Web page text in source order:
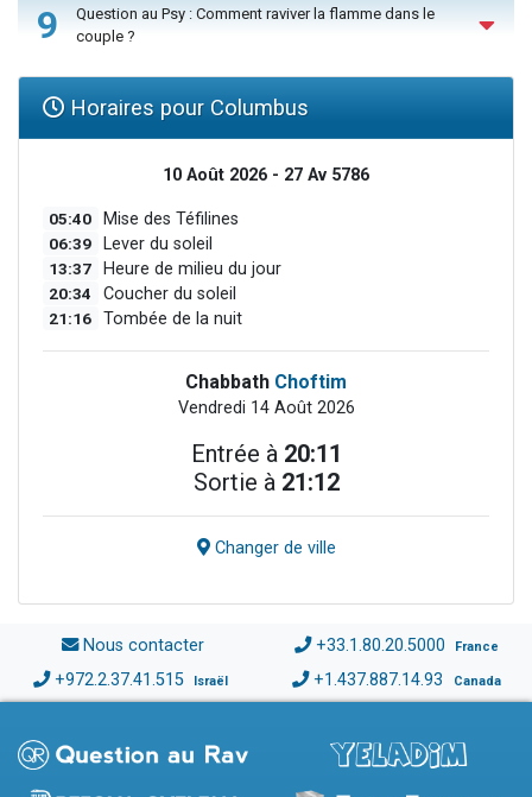
9
Question au Psy : Comment raviver la flamme dans le
couple ?
Horaires pour Columbus
10 Août 2026 - 27 Av 5786
05:40 Mise des Téfilines
06:39 Lever du soleil
13:37 Heure de milieu du jour
20:34 Coucher du soleil
21:16 Tombée de la nuit
Chabbath Choftim
Vendredi 14 Août 2026
Entrée à 20:11
Sortie à 21:12
Changer de ville
Nous contacter +33.1.80.20.5000 France
+972.2.37.41.515 Israël +1.437.887.14.93 Canada